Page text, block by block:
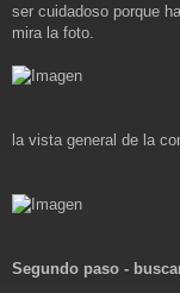
ser cuidadoso porque
mira la foto.
la vista general de la
Segundo paso -